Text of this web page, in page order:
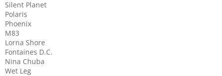
Silent Planet
Polaris
Phoenix
M83
Lorna Shore
Fontaines D.C.
Nina Chuba
Wet Leg